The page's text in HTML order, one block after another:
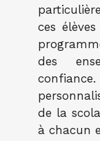
ces
des
de la
à chacun